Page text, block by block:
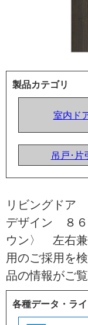
製品カテゴリ
室内ド
吊戸･片
リビングド
デザイン ８
ウン〉 左右
用のご採用を
品の情報がご
各種データ・ラ